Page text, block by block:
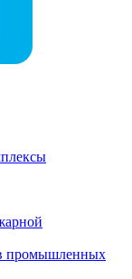
промышленных